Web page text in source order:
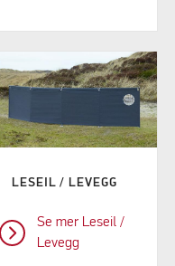
LESEIL / LEVEGG
Se mer Leseil /
Levegg